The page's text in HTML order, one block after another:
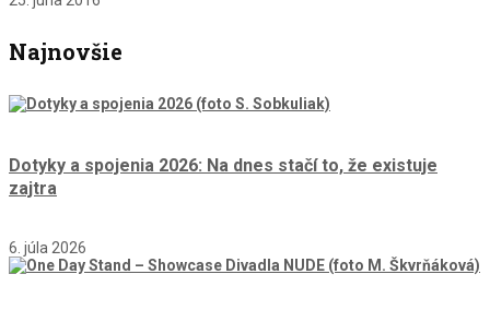
Najnovšie
Dotyky a spojenia 2026: Na dnes stačí to, že existuje
zajtra
6. júla 2026